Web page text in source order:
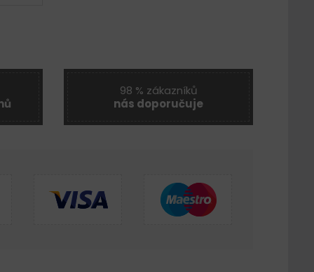
98 % zákazníků
nás doporučuje